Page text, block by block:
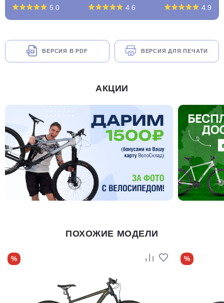
5.0
4.6
4.9
ВЕРСИЯ В PDF ВЕРСИЯ ДЛЯ ПЕЧАТИ
АКЦИИ
ПОХОЖИЕ МОДЕЛИ
% %